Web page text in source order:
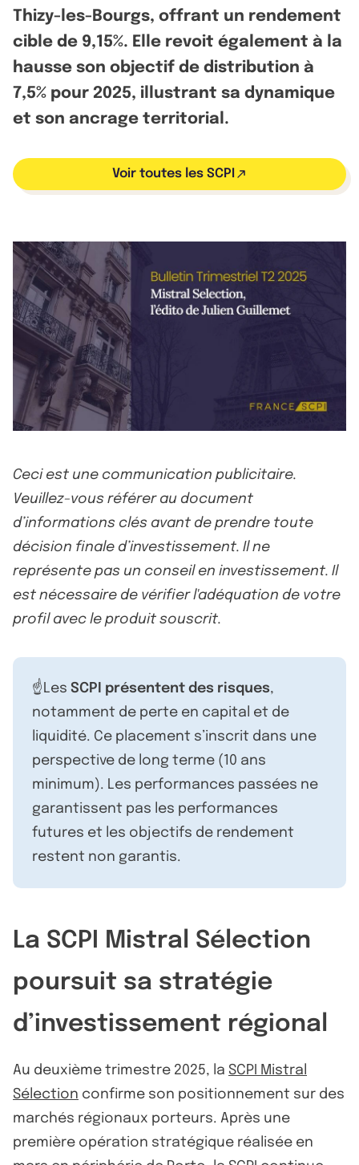
Thizy-les-Bourgs, offrant un rendement
cible de 9,15%. Elle revoit également à la
hausse son objectif de distribution à
7,5% pour 2025, illustrant sa dynamique
et son ancrage territorial.
Voir toutes les SCPI
Ceci est une communication publicitaire.
Veuillez-vous référer au document
d’informations clés avant de prendre toute
décision finale d’investissement. Il ne
représente pas un conseil en investissement. Il
est nécessaire de vérifier l'adéquation de votre
profil avec le produit souscrit.
☝️Les SCPI présentent des risques,
notamment de perte en capital et de
liquidité. Ce placement s’inscrit dans une
perspective de long terme (10 ans
minimum). Les performances passées ne
garantissent pas les performances
futures et les objectifs de rendement
restent non garantis.
La SCPI Mistral Sélection
poursuit sa stratégie
d’investissement régional
Au deuxième trimestre 2025, la SCPI Mistral
Sélection confirme son positionnement sur des
marchés régionaux porteurs. Après une
première opération stratégique réalisée en